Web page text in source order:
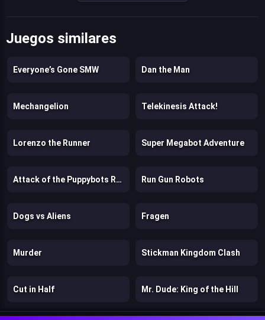
Juegos similares
Everyone’s Gone SMW Dan the Man
Mechangelion Telekinesis Attack!
Lorenzo the Runner Super Megabot Adventure
Attack of the Puppybots Reboot Run Gun Robots
Dogs vs Aliens Fragen
Murder Stickman Kingdom Clash
Cut in Half Mr. Dude: King of the Hill